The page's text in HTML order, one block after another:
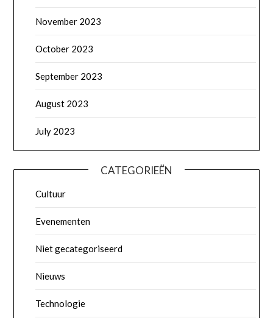
November 2023
October 2023
September 2023
August 2023
July 2023
CATEGORIEËN
Cultuur
Evenementen
Niet gecategoriseerd
Nieuws
Technologie